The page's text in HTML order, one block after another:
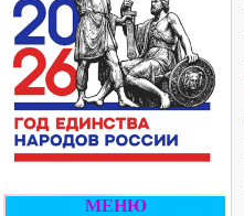
МЕНЮ